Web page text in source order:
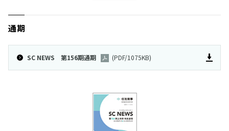
通期
SC NEWS 第156期通期 (PDF/1075KB)